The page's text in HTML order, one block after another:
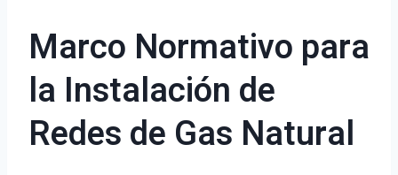
Marco Normativo para
la Instalación de
Redes de Gas Natural